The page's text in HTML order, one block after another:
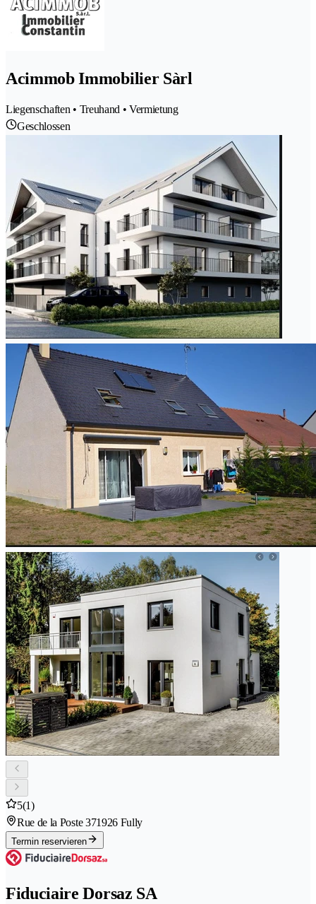
Acimmob Immobilier Sàrl
Liegenschaften • Treuhand • Vermietung
Geschlossen
5(1)
Rue de la Poste 371926 Fully
Termin reservieren
Fiduciaire Dorsaz SA